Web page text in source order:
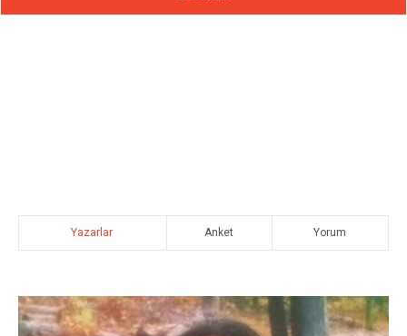
Yazarlar Anket Yorum